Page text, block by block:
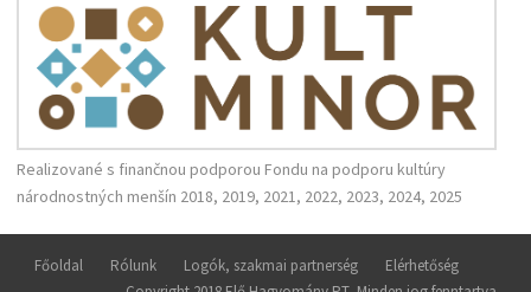
Realizované s finančnou podporou Fondu na podporu kultúry
národnostných menšín 2018, 2019, 2021, 2022, 2023, 2024, 2025
Főoldal Rólunk Logók, szakmai partnerség
Elérhetőség